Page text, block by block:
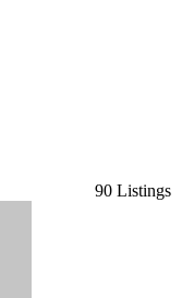
90 Listings